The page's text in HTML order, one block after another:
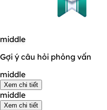
middle
Gợi ý câu hỏi phỏng vấn
middle
Xem chi tiết
middle
Xem chi tiết